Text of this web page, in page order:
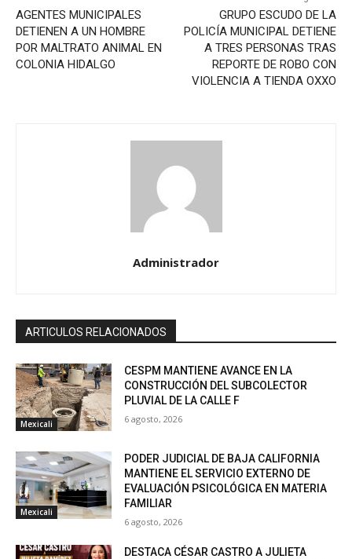
AGENTES MUNICIPALES
DETIENEN A UN HOMBRE
POR MALTRATO ANIMAL EN
COLONIA HIDALGO
GRUPO ESCUDO DE LA
POLICÍA MUNICIPAL DETIENE
A TRES PERSONAS TRAS
REPORTE DE ROBO CON
VIOLENCIA A TIENDA OXXO
Administrador
ARTICULOS RELACIONADOS
Mexicali
CESPM MANTIENE AVANCE EN LA
CONSTRUCCIÓN DEL SUBCOLECTOR
PLUVIAL DE LA CALLE F
6 agosto, 2026
Mexicali
PODER JUDICIAL DE BAJA CALIFORNIA
MANTIENE EL SERVICIO EXTERNO DE
EVALUACIÓN PSICOLÓGICA EN MATERIA
FAMILIAR
6 agosto, 2026
DESTACA CÉSAR CASTRO A JULIETA